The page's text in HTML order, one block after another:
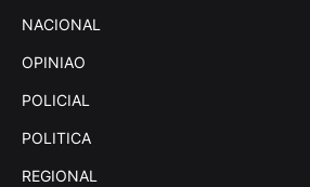
NACIONAL
OPINIAO
POLICIAL
POLITICA
REGIONAL